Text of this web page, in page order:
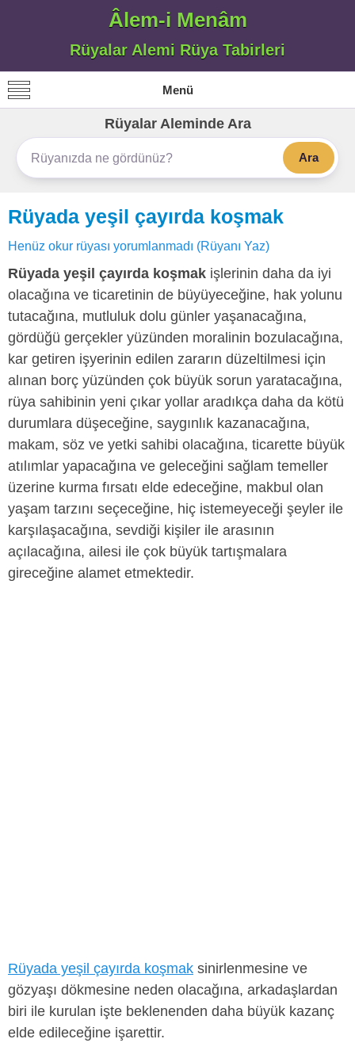
Âlem-i Menâm
Rüyalar Alemi Rüya Tabirleri
Menü
Rüyalar Aleminde Ara
Ara
Rüyada yeşil çayırda koşmak
Henüz okur rüyası yorumlanmadı (Rüyanı Yaz)
Rüyada yeşil çayırda koşmak işlerinin daha da iyi
olacağına ve ticaretinin de büyüyeceğine, hak yolunu
tutacağına, mutluluk dolu günler yaşanacağına,
gördüğü gerçekler yüzünden moralinin bozulacağına,
kar getiren işyerinin edilen zararın düzeltilmesi için
alınan borç yüzünden çok büyük sorun yaratacağına,
rüya sahibinin yeni çıkar yollar aradıkça daha da kötü
durumlara düşeceğine, saygınlık kazanacağına,
makam, söz ve yetki sahibi olacağına, ticarette büyük
atılımlar yapacağına ve geleceğini sağlam temeller
üzerine kurma fırsatı elde edeceğine, makbul olan
yaşam tarzını seçeceğine, hiç istemeyeceği şeyler ile
karşılaşacağına, sevdiği kişiler ile arasının
açılacağına, ailesi ile çok büyük tartışmalara
gireceğine alamet etmektedir.
Rüyada yeşil çayırda koşmak sinirlenmesine ve
gözyaşı dökmesine neden olacağına, arkadaşlardan
biri ile kurulan işte beklenenden daha büyük kazanç
elde edileceğine işarettir.